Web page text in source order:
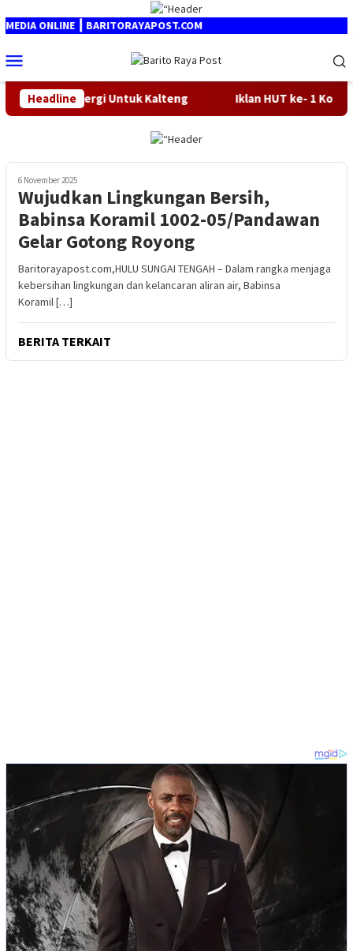
ke
ONLINE ┃ BARITORAYAPOST.COM
Mobile
Headline
Dan Sinergi Untuk Kalteng Iklan HUT ke- 1 Kodam
6 November 2025
Wujudkan Lingkungan Bersih,
Babinsa Koramil 1002-05/Pandawan
Gelar Gotong Royong
Baritorayapost.com,HULU SUNGAI TENGAH – Dalam rangka menjaga
kebersihan lingkungan dan kelancaran aliran air, Babinsa
Koramil […]
BERITA TERKAIT